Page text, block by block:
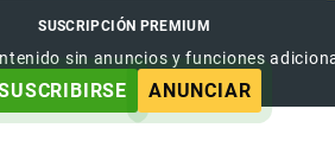
SUSCRIPCIÓN PREMIUM
sin anuncios y funciones
ANUNCIAR